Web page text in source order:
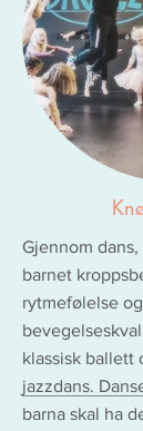
Gjennom
barnet
rytmefølelse
klassisk ballett
jazzdans.
barna skal ha